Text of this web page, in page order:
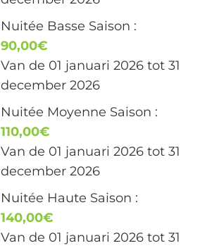
Nuitée Basse Saison :
90,00€
Van de 01 januari 2026 tot 31
december 2026
Nuitée Moyenne Saison :
110,00€
Van de 01 januari 2026 tot 31
december 2026
Nuitée Haute Saison :
140,00€
Van de 01 januari 2026 tot 31